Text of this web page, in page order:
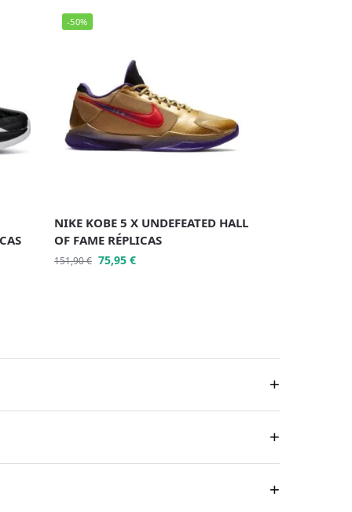
-50%
NIKE KOBE 5 X UNDEFEATED HALL
OF FAME RÉPLICAS
151,90€ 75,95€
+
+
+